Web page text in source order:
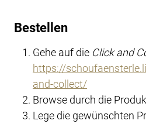
Bestellen
Gehe auf die Click and
https://
and-collect/
Browse durch die
Lege die gewünschten